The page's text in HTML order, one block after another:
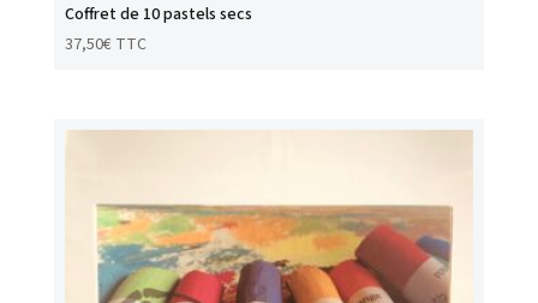
Coffret de 10 pastels secs
37,50€ TTC